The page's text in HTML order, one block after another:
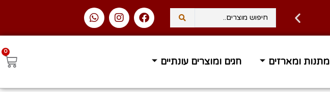
מתנות ומארזים חגים ומוצרים עונתיים
0